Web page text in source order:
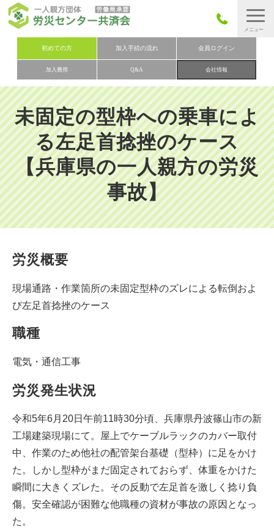
初めての方 加入手続の流れ 会員ログイン
加入費用 Q&A 会社情報
労災保険とは
労災保険の取りまとめ
労災保険加入手続きの流れ
加入費用
加入申込み
会社概要
お問い合わせ
会員メニュー
未固定の型枠への乗車によ
る左足首捻挫のケース
【兵庫県の一人親方の労災
事故】
労災概要
現場通路・作業箇所の未固定型枠のズレによる転倒およ
び左足首捻挫のケース
職種
電気・通信工事
労災発生状況
令和5年6月20日午前11時30分頃、兵庫県丹波篠山市の新
工場建築現場にて。屋上でケーブルラックのカバー取付
中、作業のため他社の配管架台基礎（型枠）に足をかけ
た。しかし型枠がまだ固定されておらず、体重をかけた
瞬間に大きくズレた。その反動で左足首を激しく捻り負
傷。安全確認が困難な他職種の資材が事故の原因となっ
た。